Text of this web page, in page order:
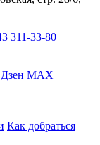
311-33-80
Дзен МАХ
Как добраться